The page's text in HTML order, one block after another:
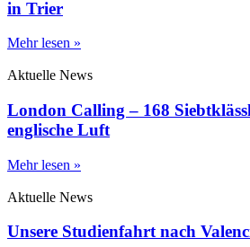
in Trier
Mehr lesen »
Aktuelle News
London Calling – 168
englische Luft
Mehr lesen »
Aktuelle News
Unsere Studienfahrt nach